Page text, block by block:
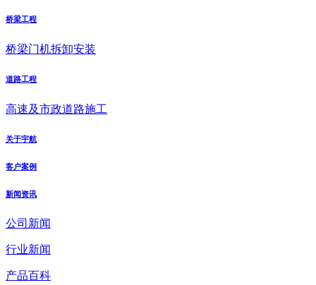
桥梁工程
桥梁门机拆卸安装
道路工程
高速及市政道路施工
关于宇航
客户案例
新闻资讯
公司新闻
行业新闻
产品百科